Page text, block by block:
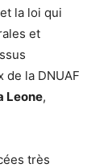
et la loi qui
et
de la DNUAF
Leone,
très